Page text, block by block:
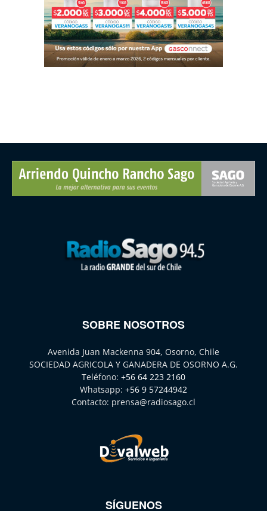
SOBRE NOSOTROS
Avenida Juan Mackenna 904, Osorno, Chile
SOCIEDAD AGRICOLA Y GANADERA DE OSORNO A.G.
Teléfono: +56 64 223 2160
Whatsapp: +56 9 57244942
Contacto: prensa@radiosago.cl
SÍGUENOS